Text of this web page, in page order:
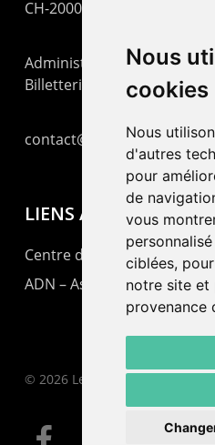
Nous
cookies
Nous
d'autres
pour
de
vous
ciblées,
notre site et
provenance
CH-2000 Neuchâtel
Administration : +41 32 725
Billetterie : +41 32 725 05 05
contact@lepommier.ch
LIENS AMIS
Centre de culture ABC
ADN – Association Danse
© 2026 Le Pommier.
facebook email